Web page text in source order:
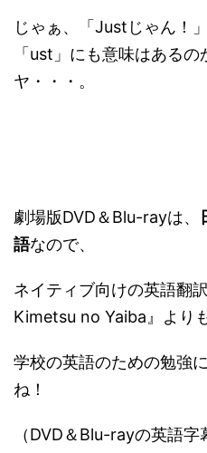
じゃぁ、「Justじゃん！
「ust」にも意味はある
ヤ・・・。
劇場版DVD＆Blu-rayは、
語なので、
ネイティブ向けの英語翻
Kimetsu no Yaiba』よりも
学校の英語のための勉強
ね！
（DVD＆Blu-rayの英語